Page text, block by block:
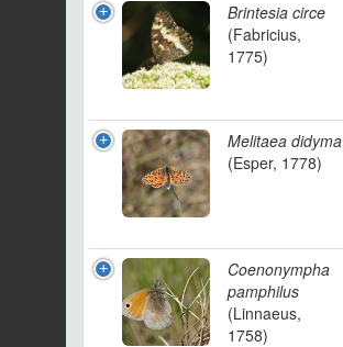
Brintesia circe
(Fabricius,
1775)
Melitaea didyma
(Esper, 1778)
Coenonympha
pamphilus
(Linnaeus,
1758)